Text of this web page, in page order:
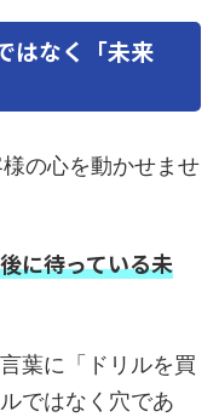
はなく「未来
の心を動かせませ
に待っている未
葉に「ドリルを買
ではなく穴であ